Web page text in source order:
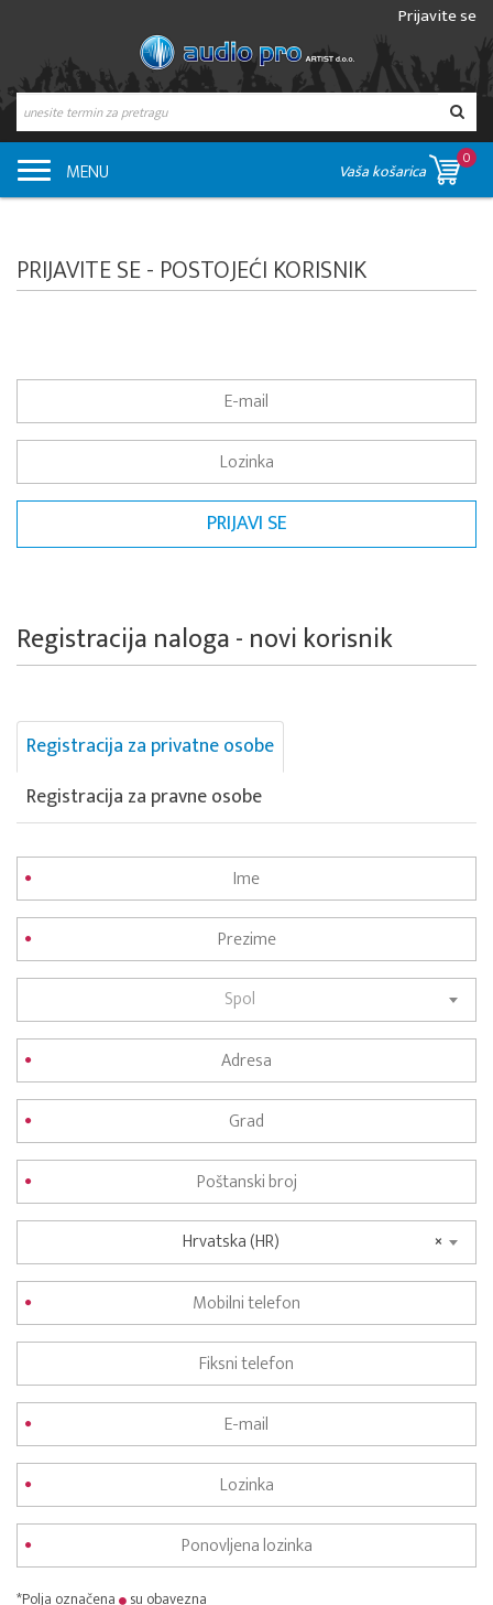
Prijavite se
MENU Vaša košarica
0
PRIJAVITE SE - POSTOJEĆI KORISNIK
Registracija naloga - novi korisnik
Registracija za privatne osobe
Registracija za pravne osobe
Spol
×
Hrvatska (HR)
*Polja označena
su obavezna